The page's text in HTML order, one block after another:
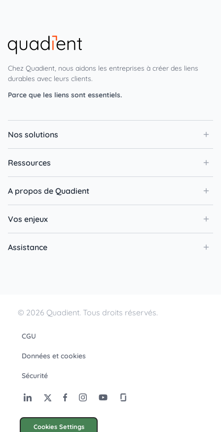
Chez Quadient, nous aidons les entreprises à créer des liens
durables avec leurs clients.
Parce que les liens sont essentiels.
Nos solutions
Ressources
A propos de Quadient
Vos enjeux
Assistance
© 2026 Quadient. Tous droits réservés.
CGU
Données et cookies
Sécurité
Cookies Settings